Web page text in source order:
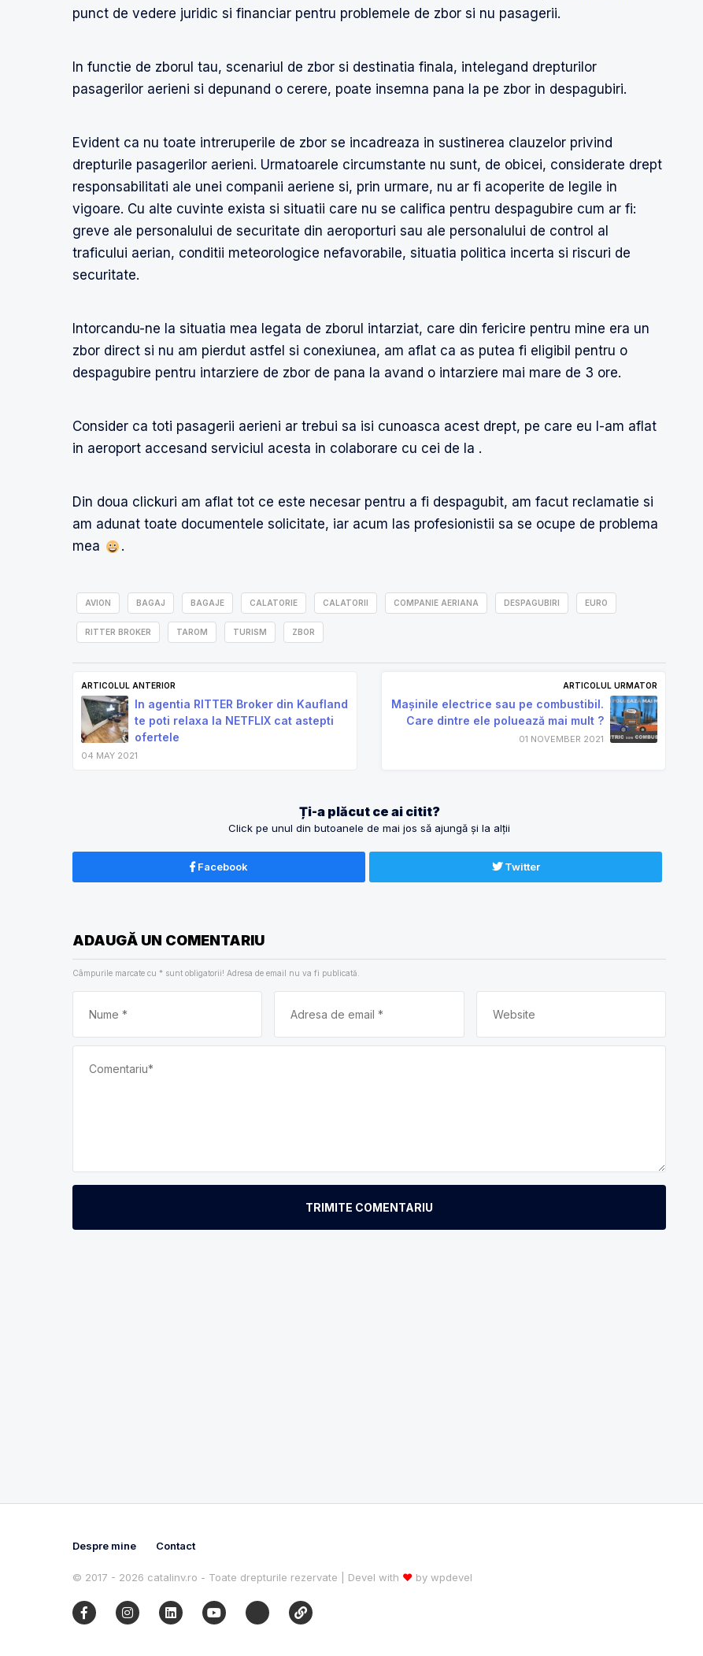
punct de vedere juridic si financiar pentru problemele de zbor si nu pasagerii.
In functie de zborul tau, scenariul de zbor si destinatia finala, intelegand drepturilor
pasagerilor aerieni si depunand o cerere, poate insemna pana la pe zbor in despagubiri.
Evident ca nu toate intreruperile de zbor se incadreaza in sustinerea clauzelor privind
drepturile pasagerilor aerieni. Urmatoarele circumstante nu sunt, de obicei, considerate drept
responsabilitati ale unei companii aeriene si, prin urmare, nu ar fi acoperite de legile in
vigoare. Cu alte cuvinte exista si situatii care nu se califica pentru despagubire cum ar fi:
greve ale personalului de securitate din aeroporturi sau ale personalului de control al
traficului aerian, conditii meteorologice nefavorabile, situatia politica incerta si riscuri de
securitate.
Intorcandu-ne la situatia mea legata de zborul intarziat, care din fericire pentru mine era un
zbor direct si nu am pierdut astfel si conexiunea, am aflat ca as putea fi eligibil pentru o
despagubire pentru intarziere de zbor de pana la avand o intarziere mai mare de 3 ore.
Consider ca toti pasagerii aerieni ar trebui sa isi cunoasca acest drept, pe care eu l-am aflat
in aeroport accesand serviciul acesta in colaborare cu cei de la .
Din doua clickuri am aflat tot ce este necesar pentru a fi despagubit, am facut reclamatie si
am adunat toate documentele solicitate, iar acum las profesionistii sa se ocupe de problema
mea
.
AVION BAGAJ BAGAJE CALATORIE CALATORII COMPANIE AERIANA DESPAGUBIRI EURO
RITTER BROKER TAROM TURISM ZBOR
ARTICOLUL ANTERIOR
In agentia RITTER Broker din Kaufland
te poti relaxa la NETFLIX cat astepti
ofertele
04 MAY 2021
ARTICOLUL URMATOR
Mașinile electrice sau pe combustibil.
Care dintre ele poluează mai mult ?
01 NOVEMBER 2021
Ți-a plăcut ce ai citit?
Click pe unul din butoanele de mai jos să ajungă și la alții
Facebook Twitter
ADAUGĂ UN COMENTARIU
Câmpurile marcate cu * sunt obligatorii! Adresa de email nu va fi publicată.
TRIMITE COMENTARIU
Despre mine Contact
© 2017 - 2026 catalinv.ro - Toate drepturile rezervate | Devel with ♥ by wpdevel